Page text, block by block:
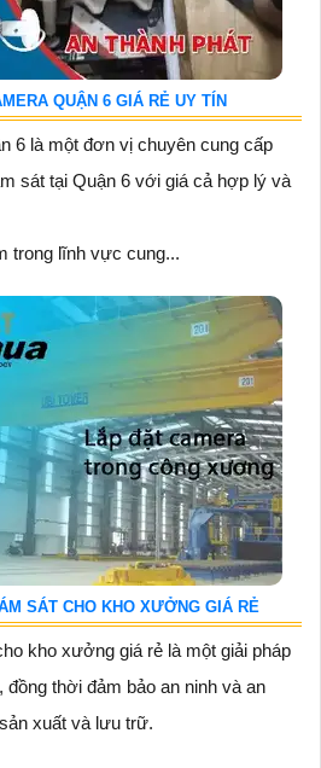
QUẬN 6 GIÁ RẺ UY TÍN
6 là một đơn vị chuyên cung cấp
sát tại Quận 6 với giá cả hợp lý và
trong lĩnh vực cung...
SÁT CHO KHO XƯỞNG GIÁ RẺ
kho xưởng giá rẻ là một giải pháp
đồng thời đảm bảo an ninh và an
xuất và lưu trữ.